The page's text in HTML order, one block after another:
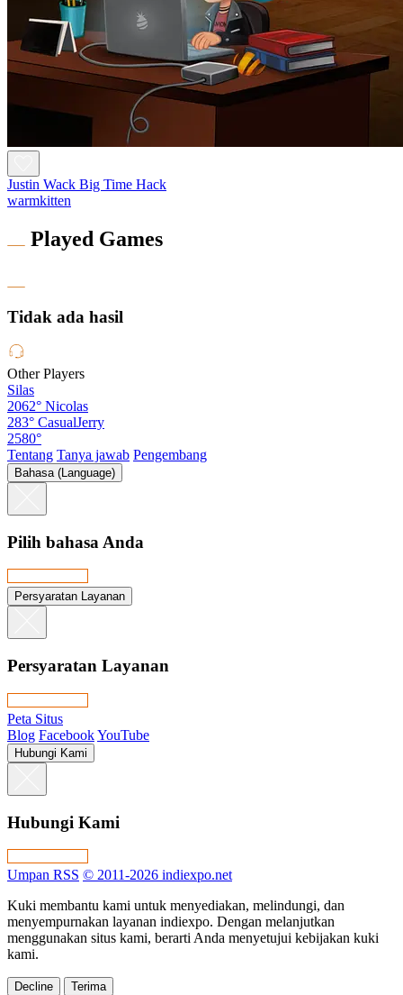
Justin Wack Big Time Hack
warmkitten
Played Games
Tidak ada hasil
Other Players
Silas
2062° Nicolas
283° CasualJerry
2580°
Tentang Tanya jawab Pengembang
Bahasa (Language)
Pilih bahasa Anda
Persyaratan Layanan
Persyaratan Layanan
Peta Situs
Blog FacebookYouTube
Hubungi Kami
Hubungi Kami
Umpan RSS © 2011-2026 indiexpo.net
Kuki membantu kami untuk menyediakan, melindungi, dan
menyempurnakan layanan indiexpo. Dengan melanjutkan
menggunakan situs kami, berarti Anda menyetujui kebijakan kuki
kami.
Decline Terima